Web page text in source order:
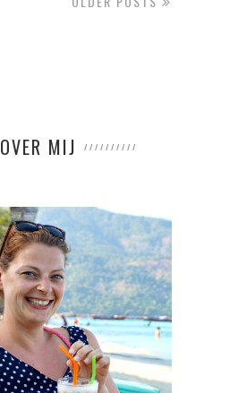
OVER MIJ